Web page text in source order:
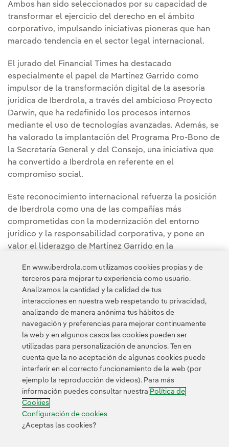
Ambos han sido seleccionados por su capacidad de
transformar el ejercicio del derecho en el ámbito
corporativo, impulsando iniciativas pioneras que han
marcado tendencia en el sector legal internacional.
El jurado del Financial Times ha destacado
especialmente el papel de Martínez Garrido como
impulsor de la transformación digital de la asesoría
jurídica de Iberdrola, a través del ambicioso Proyecto
Darwin, que ha redefinido los procesos internos
mediante el uso de tecnologías avanzadas. Además, se
ha valorado la implantación del Programa Pro-Bono de
la Secretaría General y del Consejo, una iniciativa que
ha convertido a Iberdrola en referente en el
compromiso social.
Este reconocimiento internacional refuerza la posición
de Iberdrola como una de las compañías más
comprometidas con la modernización del entorno
jurídico y la responsabilidad corporativa, y pone en
valor el liderazgo de Martínez Garrido en la
con impacto social.
Contacta Política de Privacidad Información legal
Transparencia en el uso de la IA Política de cookies
Configuración de cookies Accesibilidad Canal de denuncias
© 2026 Iberdrola, S.A. Reservados todos los derechos.
En www.iberdrola.com utilizamos cookies propias y de
terceros para mejorar tu experiencia como usuario.
Analizamos la cantidad y la calidad de tus
interacciones en nuestra web respetando tu privacidad,
analizando de manera anónima tus hábitos de
navegación y preferencias para mejorar continuamente
la web y en algunos casos las cookies pueden ser
utilizadas para personalización de anuncios. Ten en
cuenta que la no aceptación de algunas cookies puede
interferir en el correcto funcionamiento de la web (por
ejemplo la reproducción de videos). Para más
información puedes consultar nuestra Política de
Cookies
Configuración de cookies
¿Aceptas las cookies?